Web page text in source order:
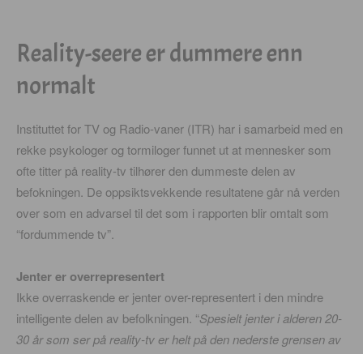
Reality-seere er dummere enn
normalt
Instituttet for TV og Radio-vaner (ITR) har i samarbeid med en
rekke psykologer og tormiloger funnet ut at mennesker som
ofte titter på reality-tv tilhører den dummeste delen av
befokningen. De oppsiktsvekkende resultatene går nå verden
over som en advarsel til det som i rapporten blir omtalt som
“fordummende tv”.
Jenter er overrepresentert
Ikke overraskende er jenter over-representert i den mindre
intelligente delen av befolkningen. “Spesielt jenter i alderen 20-
30 år som ser på reality-tv er helt på den nederste grensen av